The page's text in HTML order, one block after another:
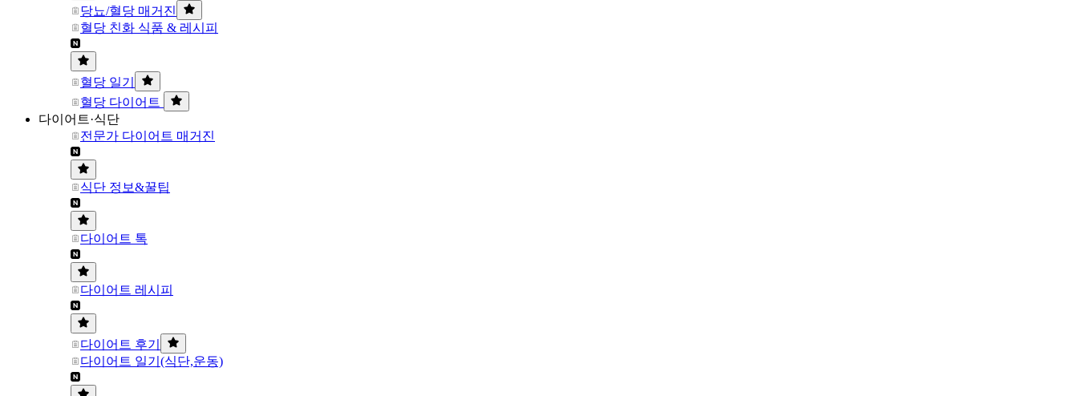
당뇨/혈당 매거진
혈당 친화 식품 & 레시피
혈당 일기
혈당 다이어트
다이어트·식단
전문가 다이어트 매거진
식단 정보&꿀팁
다이어트 톡
다이어트 레시피
다이어트 후기
다이어트 일기(식단,운동)